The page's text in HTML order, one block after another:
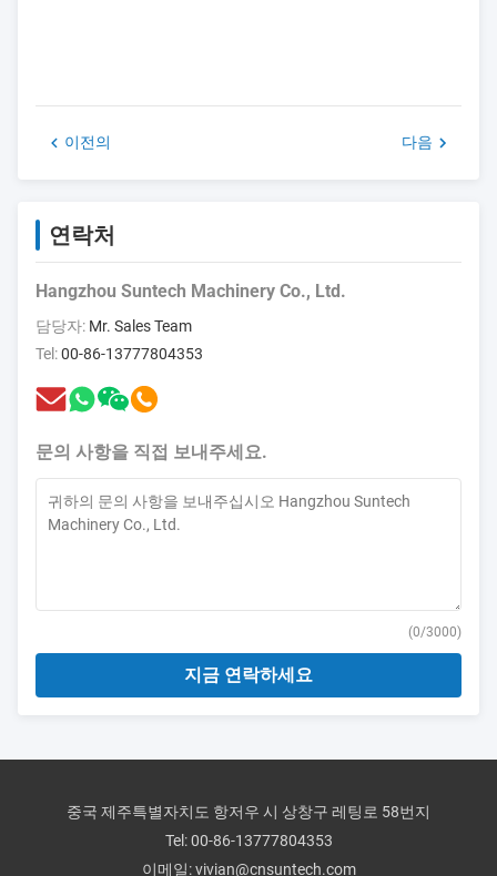
이전의 다음
연락처
Hangzhou Suntech Machinery Co., Ltd.
담당자: Mr. Sales Team
Tel:00-86-13777804353
문의 사항을 직접 보내주세요.
(0/3000)
지금 연락하세요
중국 제주특별자치도 항저우 시 상창구 레팅로 58번지
Tel:00-86-13777804353
이메일:vivian@cnsuntech.com